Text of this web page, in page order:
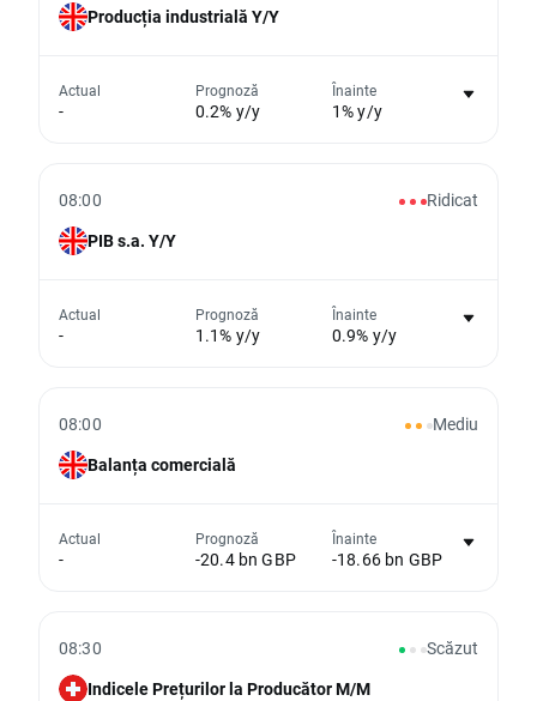
Nu există niciun grafic pentru acest
eveniment
Producția industrială Y/Y
Actual
-
Prognoză
0.2% y/y
Înainte
1% y/y
Nu există niciun grafic pentru acest
eveniment
08:00
Ridicat
PIB s.a. Y/Y
Actual
-
Prognoză
1.1% y/y
Înainte
0.9% y/y
Nu există niciun grafic pentru acest
eveniment
08:00
Mediu
Balanța comercială
Actual
-
Prognoză
-20.4 bn GBP
Înainte
-18.66 bn GBP
08:30
Scăzut
Indicele Prețurilor la Producător M/M